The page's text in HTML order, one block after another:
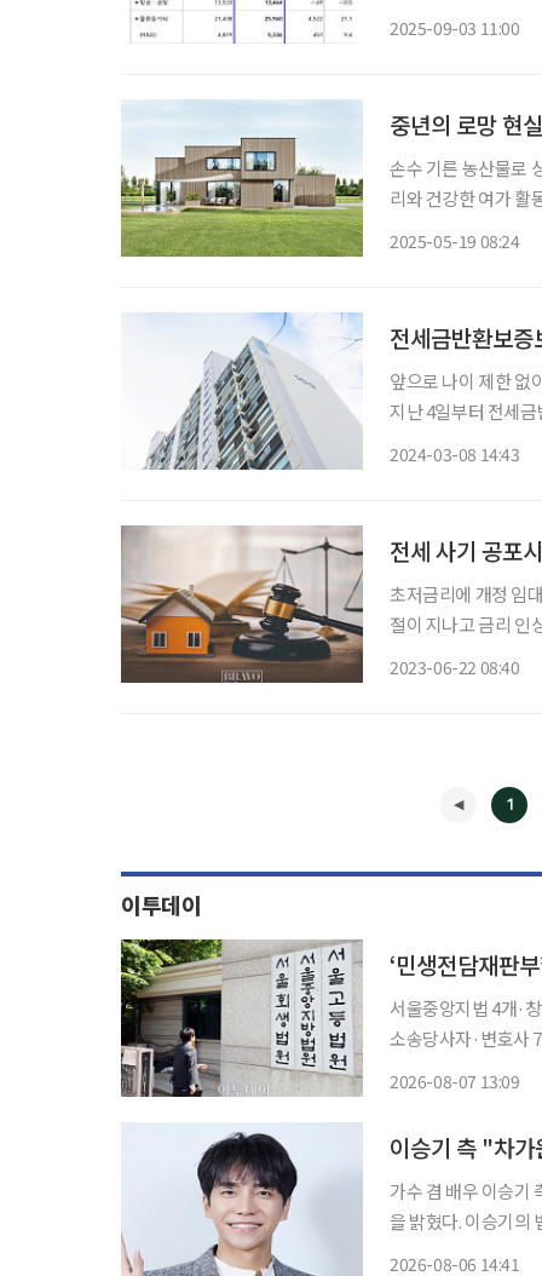
2025-09-03 11:00
중년의 로망 현
손수 기른 농산물로 상을
리와 건강한 여가 활
2025-05-19 08:24
전세금반환보
앞으로 나이 제한 없이
지난 4일부터 전세금반
2024-03-08 14:43
전세 사기 공포
초저금리에 개정 임
절이 지나고 금리 인
2023-06-22 08:40
1
이투데이
‘민생전담재판
서울중앙지법 4개·
소송당사자·변호사 77% “신속한 권
2026-08-07 13:09
이승기 측 "차
가수 겸 배우 이승기
을 밝혔다. 이승기의 법률대리인인 법률사무소 현명 윤용석ㆍ장재원 변호사는 6일 입장문을
2026-08-06 14:41